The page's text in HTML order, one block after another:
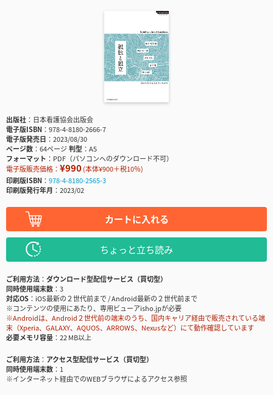
出版社
日本看護協会出版会
電子版ISBN
978-4-8180-2666-7
電子版発売日
2023/08/30
ページ数
64ページ判型
A5
フォーマット
PDF（パソコンへのダウンロード不可）
電子版販売価格： ¥990(本体¥900＋税10％)
印刷版ISBN
978-4-8180-2565-3
印刷版発行年月
2023/02
カートに入れる
ちょっと立ち読み
ご利用方法
ダウンロード型配信サービス（買切型）
同時使用端末数
3
対応OS
iOS最新の２世代前まで / Android最新の２世代前まで
※コンテンツの使用にあたり、専用ビューアisho.jpが必要
※Androidは、Android２世代前の端末のうち、国内キャリア経由で販売されている端
末（Xperia、GALAXY、AQUOS、ARROWS、Nexusなど）にて動作確認しています
必要メモリ容量
22 MB以上
ご利用方法
アクセス型配信サービス（買切型）
同時使用端末数
1
※インターネット経由でのWEBブラウザによるアクセス参照